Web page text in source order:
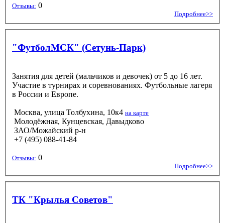
Отзывы: 0
Подробнее>>
"ФутболМСК" (Сетунь-Парк)
Занятия для детей (мальчиков и девочек) от 5 до 16 лет.
Участие в турнирах и соревнованиях. Футбольные лагеря
в России и Европе.
Москва, улица Толбухина, 10к4 на карте
Молодёжная, Кунцевская, Давыдково
ЗАО/Можайский р-н
+7 (495) 088-41-84
Отзывы: 0
Подробнее>>
ТК "Крылья Советов"